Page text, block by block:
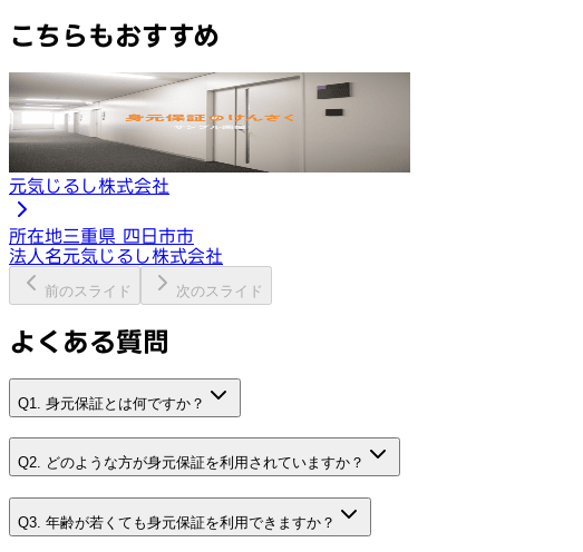
こちらもおすすめ
元気じるし株式会社
所在地三重県 四日市市
法人名元気じるし株式会社
前のスライド 次のスライド
よくある質問
Q1. 身元保証とは何ですか？
Q2. どのような方が身元保証を利用されていますか？
Q3. 年齢が若くても身元保証を利用できますか？